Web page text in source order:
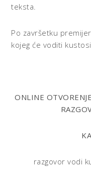
teksta.
Po završetku
kojeg će voditi
ONLINE
razgovor vodi